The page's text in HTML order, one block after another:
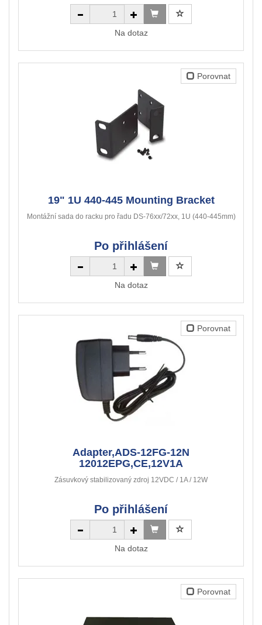
Na dotaz
Porovnat
19" 1U 440-445 Mounting Bracket
Montážní sada do racku pro řadu DS-76xx/72xx, 1U (440-445mm)
Po přihlášení
Na dotaz
Porovnat
Adapter,ADS-12FG-12N
12012EPG,CE,12V1A
Zásuvkový stabilizovaný zdroj 12VDC / 1A / 12W
Po přihlášení
Na dotaz
Porovnat